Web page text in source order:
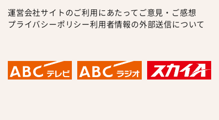
運営会社サイトのご利用にあたって ご意見・ご感想
プライバシーポリシー利用者情報の外部送信について